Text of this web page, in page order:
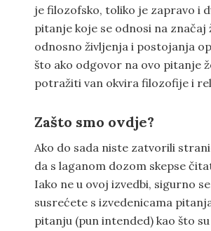
je filozofsko, toliko je zapravo i
pitanje koje se odnosi na značaj
odnosno življenja i postojanja
što ako odgovor na ovo pitanje
potražiti van okvira filozofije i
Zašto smo ovdje?
Ako do sada niste zatvorili
da s laganom dozom skepse
Iako ne u ovoj izvedbi, sigurno
susrećete s izvedenicama
pitanju (pun intended) kao što su